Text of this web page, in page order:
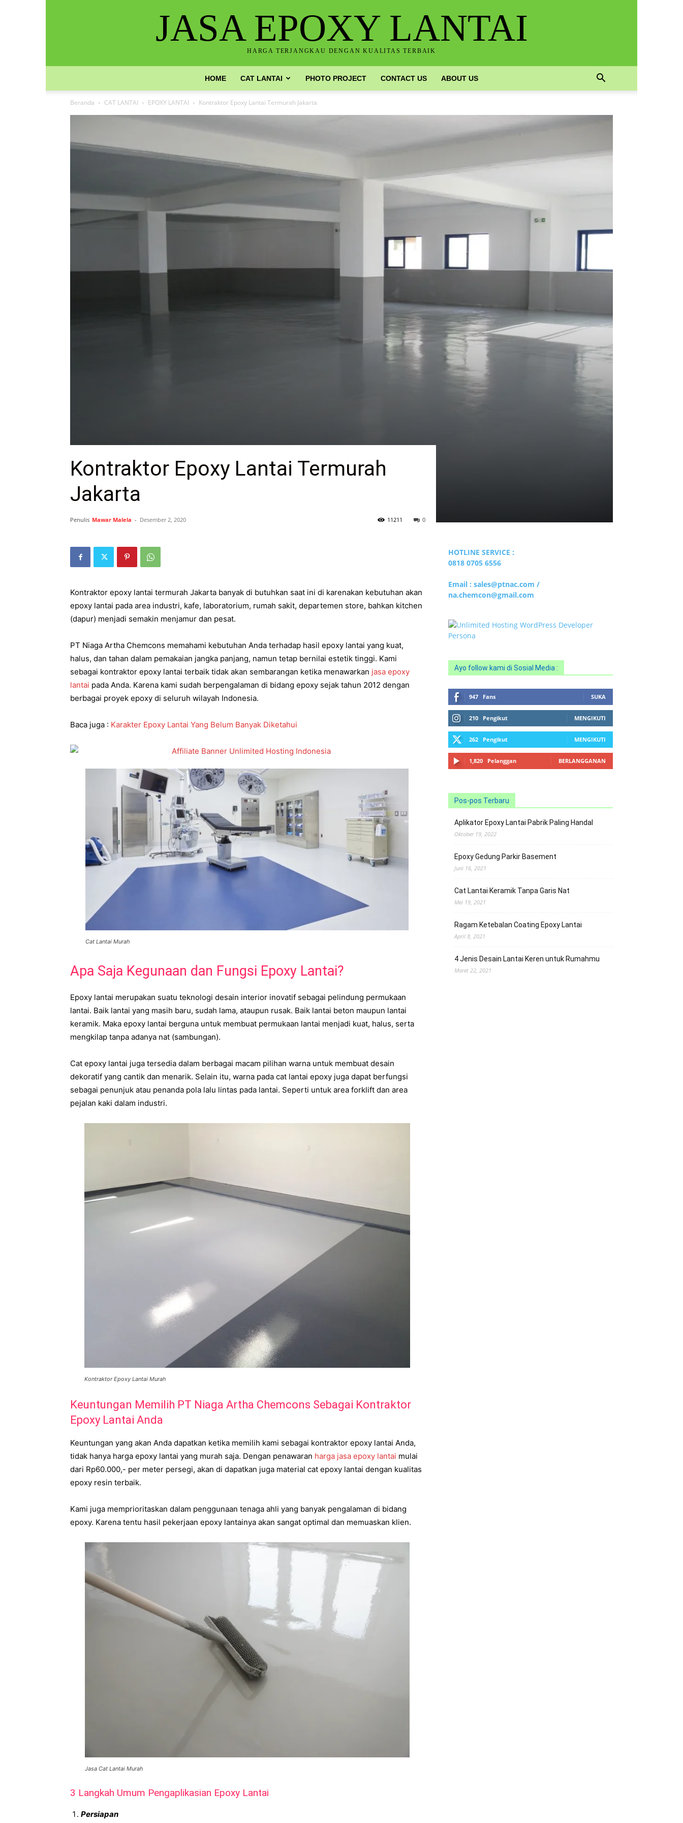
JASA EPOXY LANTAI
HARGA TERJANGKAU DENGAN KUALITAS TERBAIK
HOME CAT LANTAI PHOTO PROJECT CONTACT US ABOUT US
Beranda CAT LANTAI EPOXY LANTAI Kontraktor Epoxy Lantai Termurah Jakarta
Kontraktor Epoxy Lantai Termurah
Jakarta
Penulis Mawar Malela - Desember 2, 2020 0
11211
Kontraktor epoxy lantai termurah Jakarta banyak di butuhkan saat ini di karenakan kebutuhan akan
epoxy lantai pada area industri, kafe, laboratorium, rumah sakit, departemen store, bahkan kitchen
(dapur) menjadi semakin menjamur dan pesat.
PT Niaga Artha Chemcons memahami kebutuhan Anda terhadap hasil epoxy lantai yang kuat,
halus, dan tahan dalam pemakaian jangka panjang, namun tetap bernilai estetik tinggi. Kami
sebagai kontraktor epoxy lantai terbaik tidak akan sembarangan ketika menawarkan jasa epoxy
lantai pada Anda. Karena kami sudah berpengalaman di bidang epoxy sejak tahun 2012 dengan
berbagai proyek epoxy di seluruh wilayah Indonesia.
Baca juga : Karakter Epoxy Lantai Yang Belum Banyak Diketahui
Cat Lantai Murah
Apa Saja Kegunaan dan Fungsi Epoxy Lantai?
Epoxy lantai merupakan suatu teknologi desain interior inovatif sebagai pelindung permukaan
lantai. Baik lantai yang masih baru, sudah lama, ataupun rusak. Baik lantai beton maupun lantai
keramik. Maka epoxy lantai berguna untuk membuat permukaan lantai menjadi kuat, halus, serta
mengkilap tanpa adanya nat (sambungan).
Cat epoxy lantai juga tersedia dalam berbagai macam pilihan warna untuk membuat desain
dekoratif yang cantik dan menarik. Selain itu, warna pada cat lantai epoxy juga dapat berfungsi
sebagai penunjuk atau penanda pola lalu lintas pada lantai. Seperti untuk area forklift dan area
pejalan kaki dalam industri.
Kontraktor Epoxy Lantai Murah
Keuntungan Memilih PT Niaga Artha Chemcons Sebagai Kontraktor
Epoxy Lantai Anda
Keuntungan yang akan Anda dapatkan ketika memilih kami sebagai kontraktor epoxy lantai Anda,
tidak hanya harga epoxy lantai yang murah saja. Dengan penawaran harga jasa epoxy lantai mulai
dari Rp60.000,- per meter persegi, akan di dapatkan juga material cat epoxy lantai dengan kualitas
epoxy resin terbaik.
Kami juga memprioritaskan dalam penggunaan tenaga ahli yang banyak pengalaman di bidang
epoxy. Karena tentu hasil pekerjaan epoxy lantainya akan sangat optimal dan memuaskan klien.
Jasa Cat Lantai Murah
3 Langkah Umum Pengaplikasian Epoxy Lantai
Persiapan
HOTLINE SERVICE :
0818 0705 6556
Email : sales@ptnac.com /
na.chemcon@gmail.com
Ayo follow kami di Sosial Media :
947 Fans SUKA
210 Pengikut MENGIKUTI
262 Pengikut MENGIKUTI
1,820 Pelanggan BERLANGGANAN
Pos-pos Terbaru
Aplikator Epoxy Lantai Pabrik Paling Handal
Oktober 19, 2022
Epoxy Gedung Parkir Basement
Juni 16, 2021
Cat Lantai Keramik Tanpa Garis Nat
Mei 19, 2021
Ragam Ketebalan Coating Epoxy Lantai
April 8, 2021
4 Jenis Desain Lantai Keren untuk Rumahmu
Maret 22, 2021